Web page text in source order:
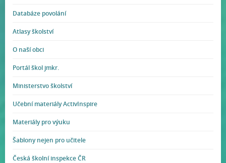
Databáze povolání
Atlasy školství
O naší obci
Portál škol jmkr.
Ministerstvo školství
Učební materiály ActivInspire
Materiály pro výuku
Šablony nejen pro učitele
Česká školní inspekce ČR